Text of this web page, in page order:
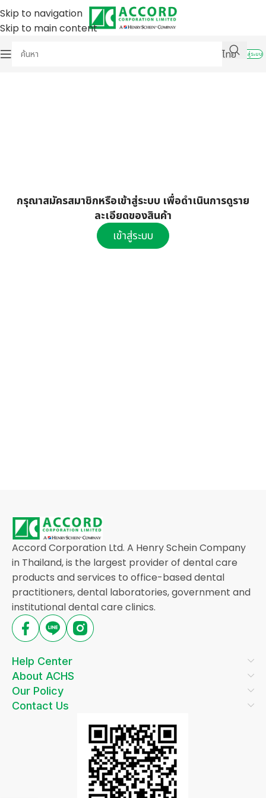
Skip to navigation
Skip to main content
ไทย
เข้าสู่ระบบ
กรุณาสมัครสมาชิกหรือเข้าสู่ระบบ เพื่อดำเนินการดูราย
ละเอียดของสินค้า
เข้าสู่ระบบ
Accord Corporation Ltd. A Henry Schein Company
in Thailand, is the largest provider of dental care
products and services to office-based dental
practitioners, dental laboratories, government and
institutional dental care clinics.
Help Center
About ACHS
Our Policy
Contact Us